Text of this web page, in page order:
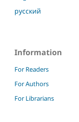
русский
Information
For Readers
For Authors
For Librarians